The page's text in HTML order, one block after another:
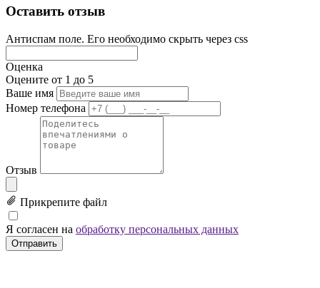
Оставить отзыв
Антиспам поле. Его необходимо скрыть через css
Оценка
Оцените от 1 до 5
Ваше имя
Номер телефона
Отзыв
Прикрепите файл
Я согласен на обработку персональных данных